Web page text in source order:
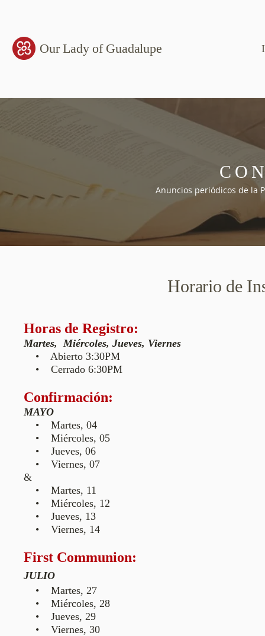
Our Lady of Guadalupe
Anuncios periódicos de la
Horario de
Horas de Registro:
Martes, Miércoles, Jueves, Viernes
• Abierto 3:30PM
• Cerrado 6:30PM
Confirmación:
MAYO
• Martes, 04
• Miércoles, 05
• Jueves, 06
• Viernes, 07
&
• Martes, 11
• Miércoles, 12
• Jueves, 13
• Viernes, 14
First Communion:
JULIO
• Martes, 27
• Miércoles, 28
• Jueves, 29
• Viernes, 30